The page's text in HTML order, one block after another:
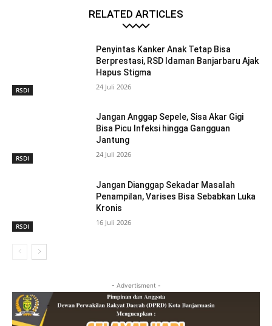
RELATED ARTICLES
RSDI
Penyintas Kanker Anak Tetap Bisa
Berprestasi, RSD Idaman Banjarbaru Ajak
Hapus Stigma
24 Juli 2026
RSDI
Jangan Anggap Sepele, Sisa Akar Gigi
Bisa Picu Infeksi hingga Gangguan
Jantung
24 Juli 2026
RSDI
Jangan Dianggap Sekadar Masalah
Penampilan, Varises Bisa Sebabkan Luka
Kronis
16 Juli 2026
- Advertisment -